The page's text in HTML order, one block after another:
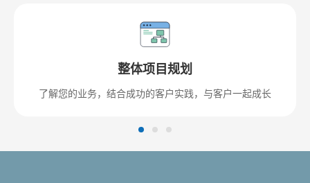
整体项目规划
了解您的业务，结合成功的客户实践，与客户一起成长